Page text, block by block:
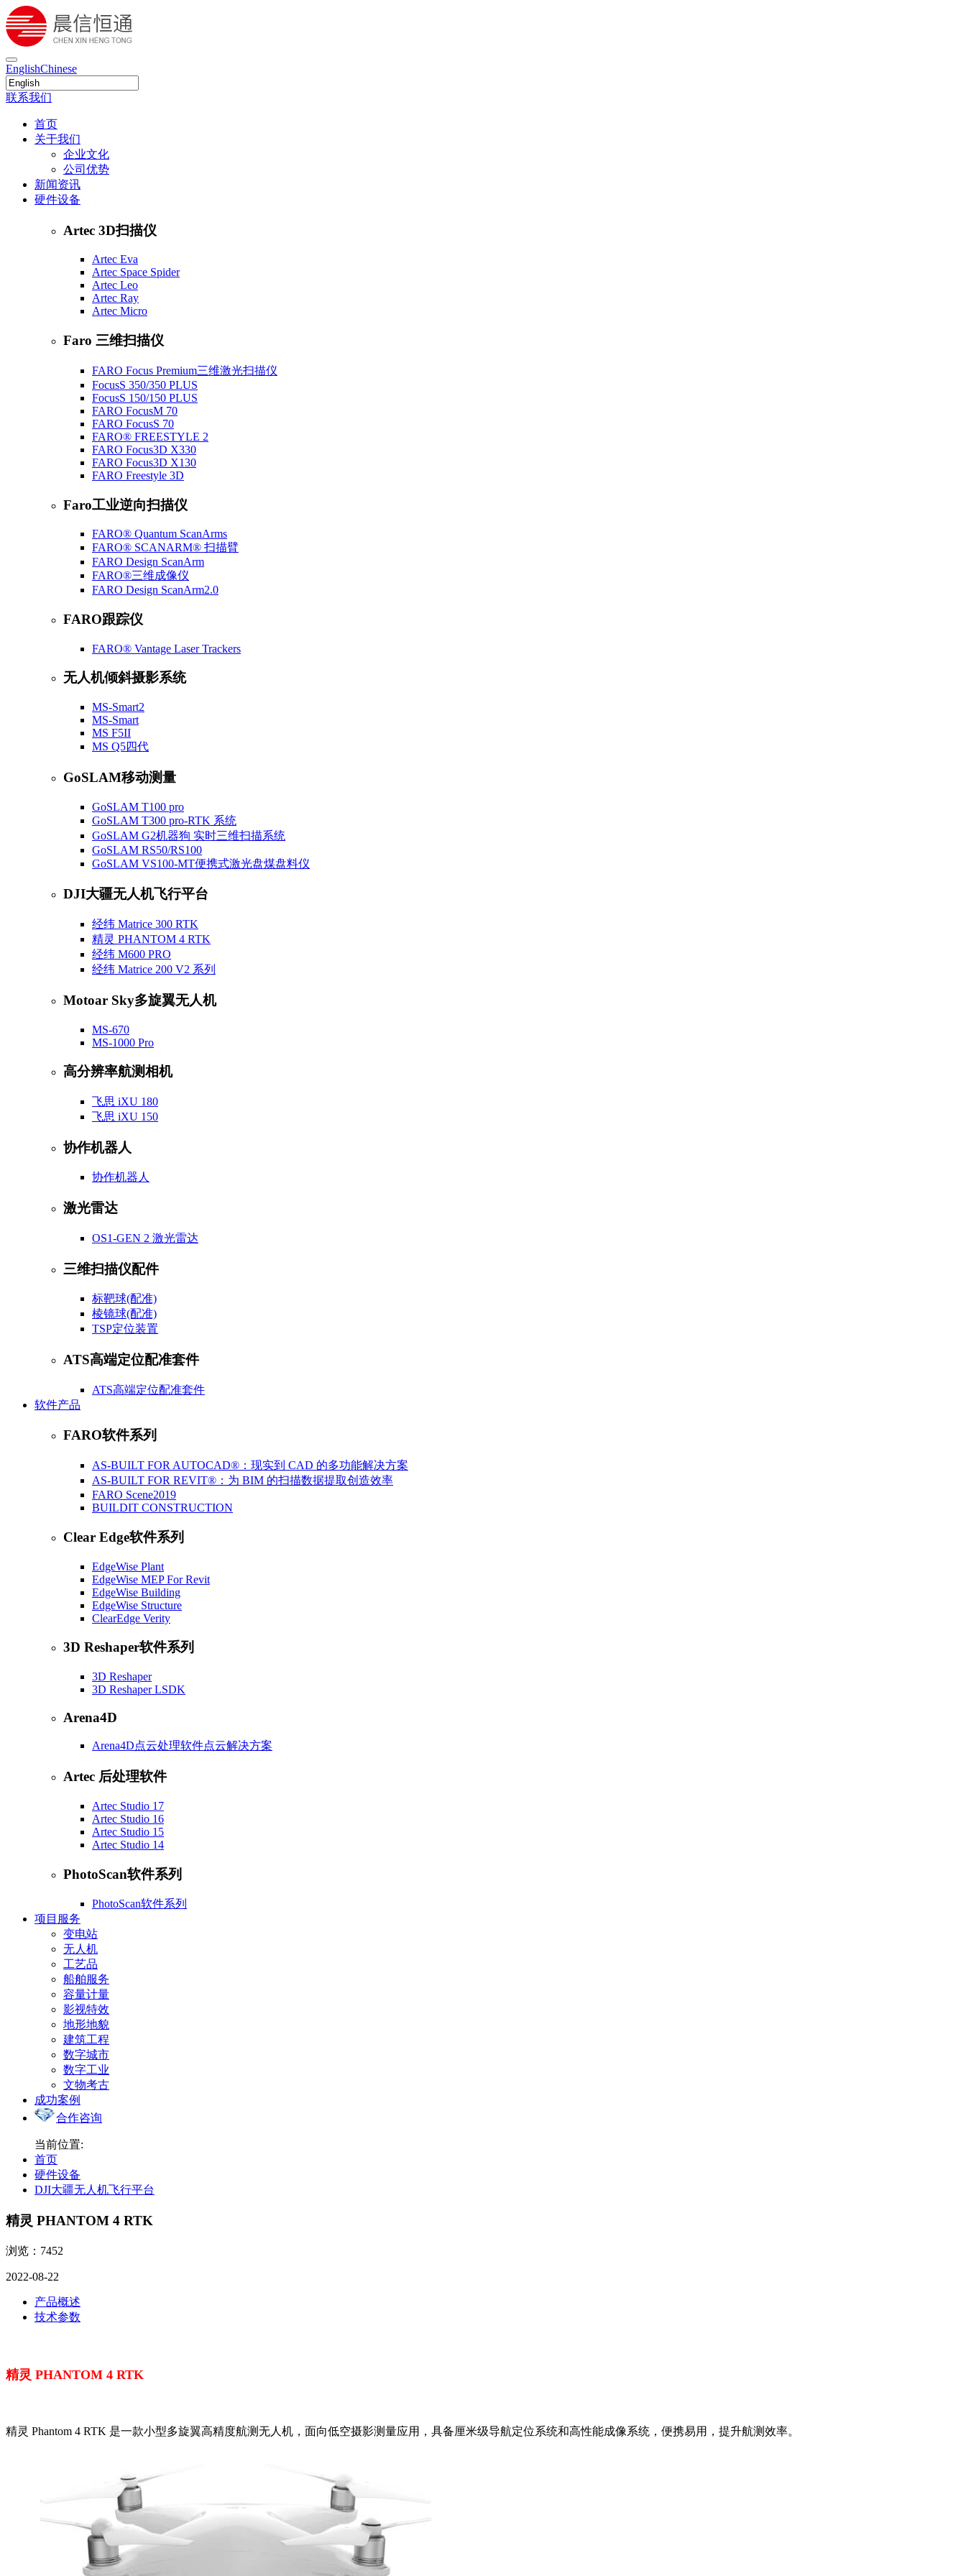
EnglishChinese
联系我们
首页
关于我们
企业文化
公司优势
新闻资讯
硬件设备
Artec 3D扫描仪
Artec Eva
Artec Space Spider
Artec Leo
Artec Ray
Artec Micro
Faro 三维扫描仪
FARO Focus Premium三维激光扫描仪
FocusS 350/350 PLUS
FocusS 150/150 PLUS
FARO FocusM 70
FARO FocusS 70
FARO® FREESTYLE 2
FARO Focus3D X330
FARO Focus3D X130
FARO Freestyle 3D
Faro工业逆向扫描仪
FARO® Quantum ScanArms
FARO® SCANARM® 扫描臂
FARO Design ScanArm
FARO®三维成像仪
FARO Design ScanArm2.0
FARO跟踪仪
FARO® Vantage Laser Trackers
无人机倾斜摄影系统
MS-Smart2
MS-Smart
MS F5II
MS Q5四代
GoSLAM移动测量
GoSLAM T100 pro
GoSLAM T300 pro-RTK 系统
GoSLAM G2机器狗 实时三维扫描系统
GoSLAM RS50/RS100
GoSLAM VS100-MT便携式激光盘煤盘料仪
DJI大疆无人机飞行平台
经纬 Matrice 300 RTK
精灵 PHANTOM 4 RTK
经纬 M600 PRO
经纬 Matrice 200 V2 系列
Motoar Sky多旋翼无人机
MS-670
MS-1000 Pro
高分辨率航测相机
飞思 iXU 180
飞思 iXU 150
协作机器人
协作机器人
激光雷达
OS1-GEN 2 激光雷达
三维扫描仪配件
标靶球(配准)
棱镜球(配准)
​TSP定位装置
ATS高端定位配准套件
ATS高端定位配准套件
软件产品
FARO软件系列
AS-BUILT FOR AUTOCAD®：现实到 CAD 的多功能解决方案
AS-BUILT FOR REVIT®：为 BIM 的扫描数据提取创造效率
FARO Scene2019
BUILDIT CONSTRUCTION
Clear Edge软件系列
EdgeWise Plant
EdgeWise MEP For Revit
EdgeWise Building
EdgeWise Structure
ClearEdge Verity
3D Reshaper软件系列
3D Reshaper
3D Reshaper LSDK
Arena4D
Arena4D点云处理软件点云解决方案
Artec 后处理软件
Artec Studio 17
Artec Studio 16
Artec Studio 15
Artec Studio 14
PhotoScan软件系列
PhotoScan软件系列
项目服务
变电站
无人机
工艺品
船舶服务
容量计量
影视特效
地形地貌
建筑工程
数字城市
数字工业
文物考古
成功案例
合作咨询
当前位置:
首页
硬件设备
DJI大疆无人机飞行平台
精灵 PHANTOM 4 RTK
浏览：7452
2022-08-22
产品概述
技术参数
精灵 PHANTOM 4 RTK
精灵 Phantom 4 RTK 是一款小型多旋翼高精度航测无人机，面向低空摄影测量应用，具备厘米级导航定位系统和高性能成像系统，便携易用，提升航测效率。